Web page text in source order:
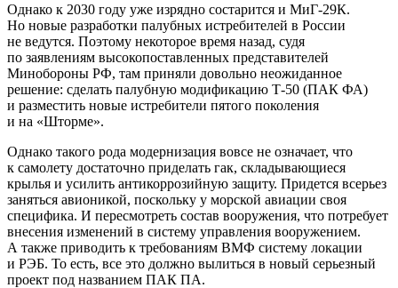
Однако к 2030 году уже изрядно состарится и МиГ-29К.
Но новые разработки палубных истребителей в России
не ведутся. Поэтому некоторое время назад, судя
по заявлениям высокопоставленных представителей
Минобороны РФ, там приняли довольно неожиданное
решение: сделать палубную модификацию Т-50 (ПАК ФА)
и разместить новые истребители пятого поколения
и на «Шторме».
Однако такого рода модернизация вовсе не означает, что
к самолету достаточно приделать гак, складывающиеся
крылья и усилить антикоррозийную защиту. Придется всерьез
заняться авионикой, поскольку у морской авиации своя
специфика. И пересмотреть состав вооружения, что потребует
внесения изменений в систему управления вооружением.
А также приводить к требованиям ВМФ систему локации
и РЭБ. То есть, все это должно вылиться в новый серьезный
проект под названием ПАК ПА.